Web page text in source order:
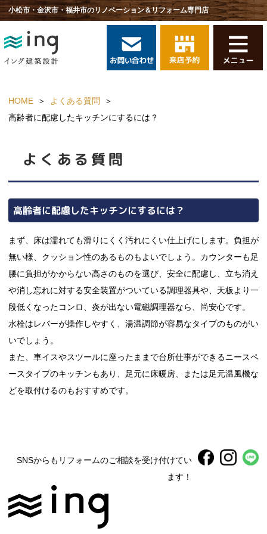
小松市・金沢市・福井市のリノベーション＆リフォーム専門店
HOME
よくある質問
高齢者に配慮したキッチンにするには？
よくある質問
高齢者に配慮したキッチンにするには？
まず、床は濡れても滑りにくく汚れにくい仕上げにします。負担が
無い様、クッション性のあるものもよいでしょう。カウンターも足
腰に負担がかからない高さのものを選び、安全に配慮し、立ち消え
や消し忘れに対する安全装置がついている調理器具や、天板より一
段低くなったコンロ、炎が出ない電磁調理器なら、尚安心です。
水栓はレバーが操作しやすく、湯温調節が容易なタイプのものがい
いでしょう。
また、車イスやスツールに座ったままで台所仕事ができるニースペ
ースタイプのキッチンもあり、足元に床暖房、または足元温風機な
どを取付けるのもおすすめです。
SNSからもリフォームのご相談を受け付けてい
ます！